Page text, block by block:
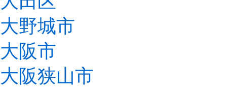
大野城市
大阪市
大阪狭山市